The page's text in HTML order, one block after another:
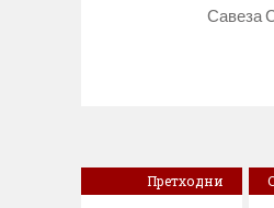
Савеза
Претходни